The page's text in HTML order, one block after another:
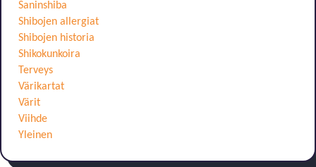
Saninshiba
Shibojen allergiat
Shibojen historia
Shikokunkoira
Terveys
Värikartat
Värit
Viihde
Yleinen